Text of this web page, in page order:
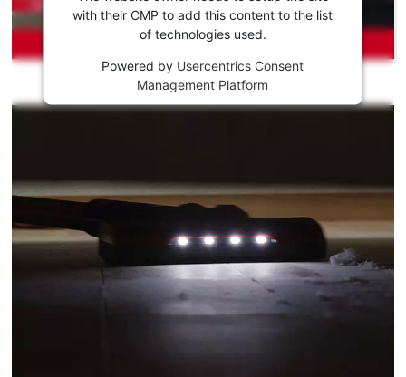
This
content
not
to
trackers
that
not
with their CMP to add this content to the list
of technologies used.
Powered by Usercentrics Consent
Management Platform